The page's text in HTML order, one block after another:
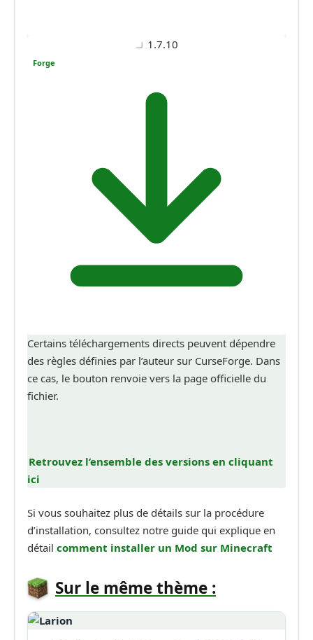
1.7.10
Forge
Certains téléchargements directs peuvent dépendre
des règles définies par l’auteur sur CurseForge. Dans
ce cas, le bouton renvoie vers la page officielle du
fichier.
Retrouvez l’ensemble des versions en cliquant
ici
Si vous souhaitez plus de détails sur la procédure
d’installation, consultez notre guide qui explique en
détail comment installer un Mod sur Minecraft
Sur le même thème :